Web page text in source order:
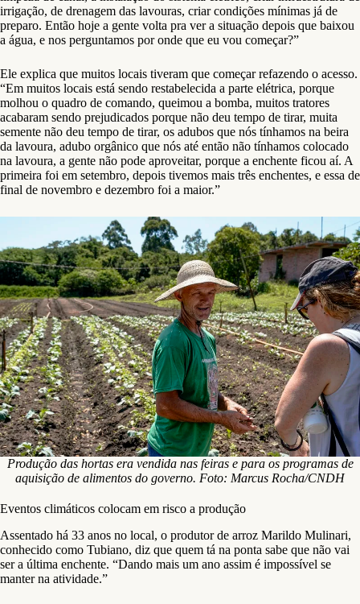
irrigação, de drenagem das lavouras, criar condições mínimas já de
preparo. Então hoje a gente volta pra ver a situação depois que baixou
a água, e nos perguntamos por onde que eu vou começar?”
Ele explica que muitos locais tiveram que começar refazendo o acesso.
“Em muitos locais está sendo restabelecida a parte elétrica, porque
molhou o quadro de comando, queimou a bomba, muitos tratores
acabaram sendo prejudicados porque não deu tempo de tirar, muita
semente não deu tempo de tirar, os adubos que nós tínhamos na beira
da lavoura, adubo orgânico que nós até então não tínhamos colocado
na lavoura, a gente não pode aproveitar, porque a enchente ficou aí. A
primeira foi em setembro, depois tivemos mais três enchentes, e essa de
final de novembro e dezembro foi a maior.”
Produção das hortas era vendida nas feiras e para os programas de
aquisição de alimentos do governo. Foto: Marcus Rocha/CNDH
Eventos climáticos colocam em risco a produção
Assentado há 33 anos no local, o produtor de arroz Marildo Mulinari,
conhecido como Tubiano, diz que quem tá na ponta sabe que não vai
ser a última enchente. “Dando mais um ano assim é impossível se
manter na atividade.”